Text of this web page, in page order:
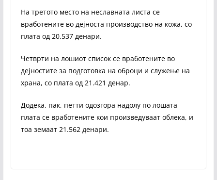
На третото место на неславната листа се
вработените во дејноста производство на кожа, со
плата од 20.537 денари.
Четврти на лошиот список се вработените во
дејностите за подготовка на оброци и служење на
храна, со плата од 21.421 денар.
Додека, пак, петти одозгора надолу по лошата
плата се вработените кои произведуваат облека, и
тоа земаат 21.562 денари.